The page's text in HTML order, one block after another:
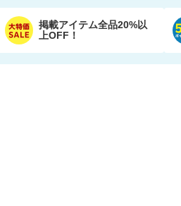
掲載アイテム全品20%以
上OFF！